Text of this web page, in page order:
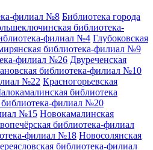
филиал №8 Библиотека города
библиотека-
филиал №4 Глубоковская
библиотека-филиал №9
филиал №26 Двуреченская
библиотека-филиал №10
№22 Красногорьевская
библиотека
филиал №20
№15 Новокамалинская
библиотека-филиал
филиал №18 Новосолянская
библиотека-филиал